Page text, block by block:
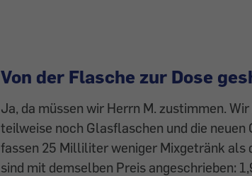
Von der Flasche zur Dose
Ja, da müssen wir Herrn M. zustimmen.
teilweise noch Glasflaschen und die
fassen 25 Milliliter weniger Mixgetränk als
sind mit demselben Preis angeschrieben: